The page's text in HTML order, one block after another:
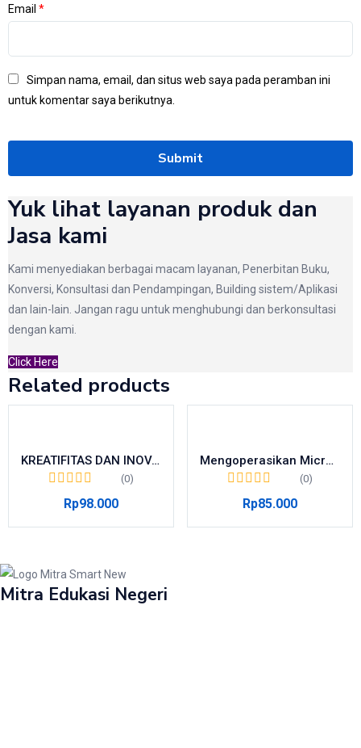
Email *
Simpan nama, email, dan situs web saya pada peramban ini
untuk komentar saya berikutnya.
Yuk lihat layanan produk dan
Jasa kami
Kami menyediakan berbagai macam layanan, Penerbitan Buku,
Konversi, Konsultasi dan Pendampingan, Building sistem/Aplikasi
dan lain-lain. Jangan ragu untuk menghubungi dan berkonsultasi
dengan kami.
Click Here
Related products
KREATIFITAS DAN INOVASI KEWIRAUSAHAAN TARUNA (KONSEP DAN APLIKASI)
(0)
Rp98.000
Mengoperasikan Microsoft Excel 2010
(0)
Rp85.000
Mitra Edukasi Negeri